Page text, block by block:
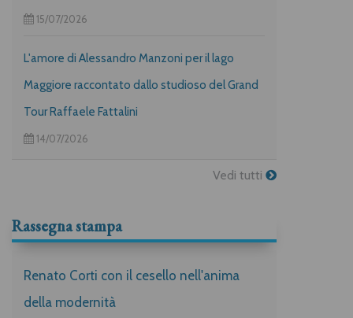
15/07/2026
L'amore di Alessandro Manzoni per il lago
Maggiore raccontato dallo studioso del Grand
Tour Raffaele Fattalini
14/07/2026
Vedi tutti
Rassegna stampa
Renato Corti con il cesello nell'anima
della modernità